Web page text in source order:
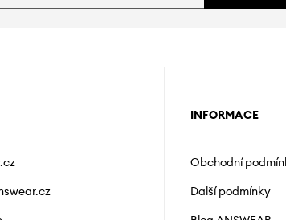
INFORMACE
Obchodní
Další podmínky